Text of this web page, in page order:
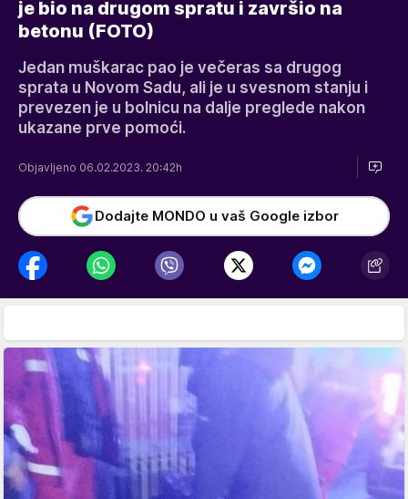
je bio na drugom spratu i završio na
betonu (FOTO)
Jedan muškarac pao je večeras sa drugog
sprata u Novom Sadu, ali je u svesnom stanju i
prevezen je u bolnicu na dalje preglede nakon
ukazane prve pomoći.
Objavljeno 06.02.2023. 20:42h
Dodajte MONDO u vaš Google izbor